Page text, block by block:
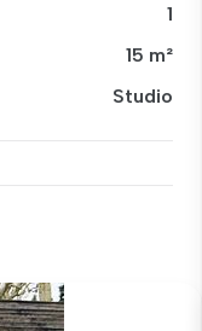
1
15 m²
Studio